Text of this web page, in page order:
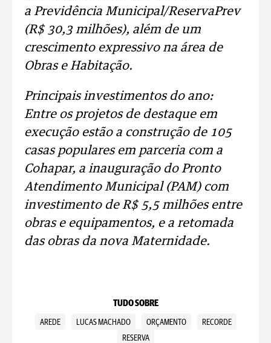
a Previdência Municipal/ReservaPrev
(R$ 30,3 milhões), além de um
crescimento expressivo na área de
Obras e Habitação.
Principais investimentos do ano:
Entre os projetos de destaque em
execução estão a construção de 105
casas populares em parceria com a
Cohapar, a inauguração do Pronto
Atendimento Municipal (PAM) com
investimento de R$ 5,5 milhões entre
obras e equipamentos, e a retomada
das obras da nova Maternidade.
TUDO SOBRE
AREDE LUCAS MACHADO ORÇAMENTO
RECORDE
RESERVA